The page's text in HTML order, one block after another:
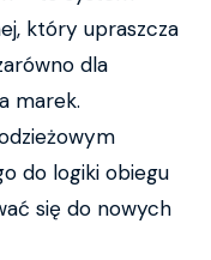
który upraszcza
dla
marek.
do logiki obiegu
się do nowych